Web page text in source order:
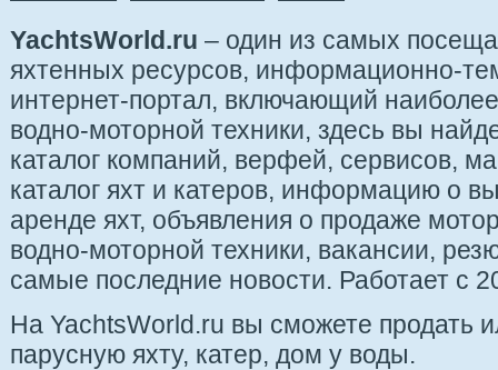
YachtsWorld.ru – один из самых
яхтенных ресурсов, информационно-
интернет-портал, включающий
водно-моторной техники, здесь вы
каталог компаний, верфей, сервисов,
каталог яхт и катеров, информацию о
аренде яхт, объявления о продаже
водно-моторной техники, вакансии,
самые последние новости. Работает с
На YachtsWorld.ru вы сможете продать
парусную яхту, катер, дом у воды.